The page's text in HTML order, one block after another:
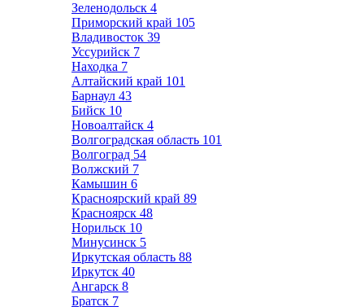
Зеленодольск 4
Приморский край 105
Владивосток 39
Уссурийск 7
Находка 7
Алтайский край 101
Барнаул 43
Бийск 10
Новоалтайск 4
Волгоградская область 101
Волгоград 54
Волжский 7
Камышин 6
Красноярский край 89
Красноярск 48
Норильск 10
Минусинск 5
Иркутская область 88
Иркутск 40
Ангарск 8
Братск 7